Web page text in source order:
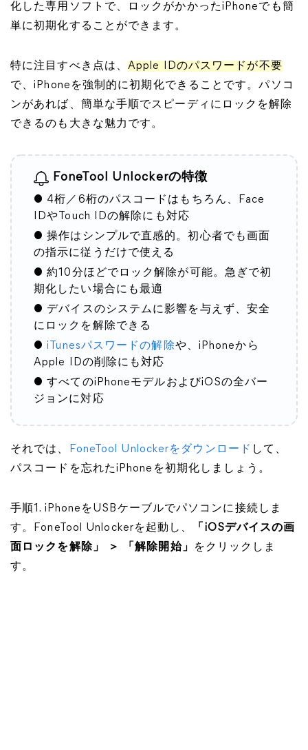
化した専用ソフトで、ロックがかかったiPhoneでも簡
単に初期化することができます。
特に注目すべき点は、 Apple IDのパスワードが不要
で、iPhoneを強制的に初期化できることです。パソコ
ンがあれば、簡単な手順でスピーディにロックを解除
できるのも大きな魅力です。
FoneTool Unlockerの特徴
● 4桁／6桁のパスコードはもちろん、Face
IDやTouch IDの解除にも対応
● 操作はシンプルで直感的。初心者でも画面
の指示に従うだけで使える
● 約10分ほどでロック解除が可能。急ぎで初
期化したい場合にも最適
● デバイスのシステムに影響を与えず、安全
にロックを解除できる
●iTunesパスワードの解除や、iPhoneから
Apple IDの削除にも対応
● すべてのiPhoneモデルおよびiOSの全バー
ジョンに対応
それでは、 FoneTool Unlockerをダウンロード して、
パスコードを忘れたiPhoneを初期化しましょう。
手順1. iPhoneをUSBケーブルでパソコンに接続しま
す。FoneTool Unlockerを起動し、
「iOSデバイスの画
面ロックを解除」 ＞ 「解除開始」
をクリックしま
す。